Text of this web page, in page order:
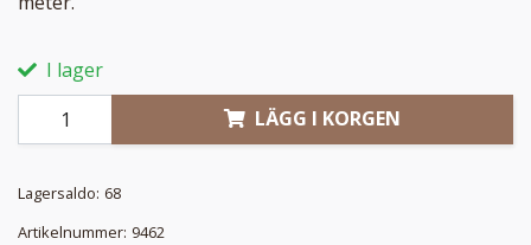
I lager
LÄGG I KORGEN
Lagersaldo: 68
Artikelnummer: 9462